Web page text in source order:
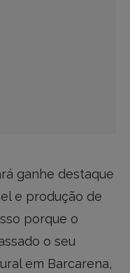
ganhe destaque
e produção de
porque o
o seu
em Barcarena,